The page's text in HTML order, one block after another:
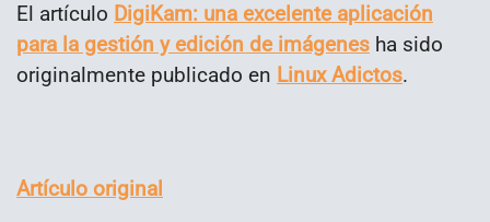
El artículo DigiKam: una excelente aplicación
para la gestión y edición de imágenes ha sido
originalmente publicado en Linux Adictos.
Artículo original